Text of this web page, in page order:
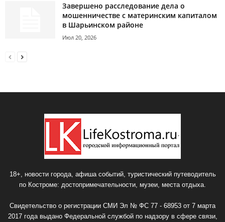
Завершено расследование дела о
мошенничестве с материнским капиталом
в Шарьинском районе
Июл 20, 2026
18+, новости города, афиша событий, туристический путеводитель
по Костроме: достопримечательности, музеи, места отдыха.
Свидетельство о регистрации СМИ Эл № ФС 77 - 68953 от 7 марта
2017 года выдано Федеральной службой по надзору в сфере связи,